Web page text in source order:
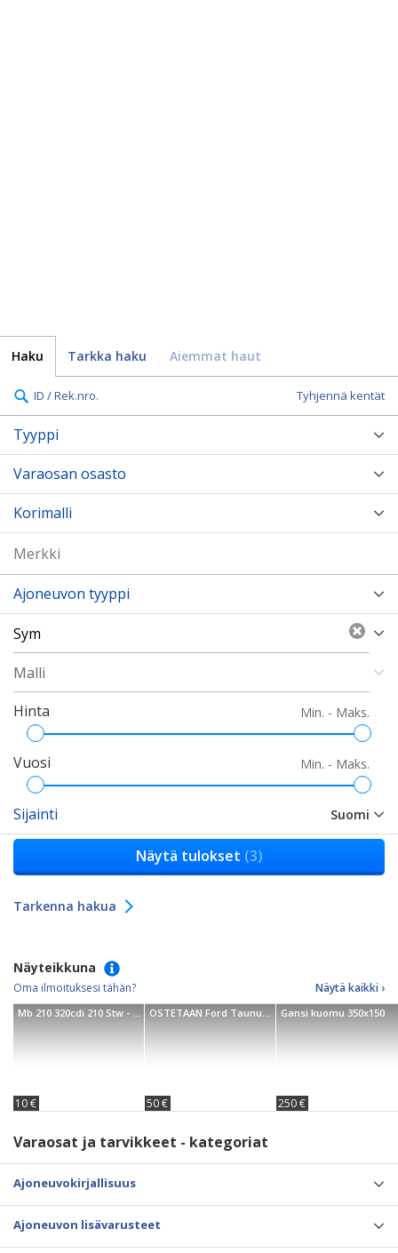
Haku Tarkka haku Aiemmat haut
Tyhjennä kentät
ID / Rek.nro.
Tyyppi
Varaosan osasto
Korimalli
Ajoneuvon tyyppi
Min. - Maks.
Hinta
Min. - Maks.
Vuosi
Suomi
Sijainti
Näytä tulokset (3)
Tarkenna hakua
Näyteikkuna
Oma ilmoituksesi tähän? Näytä kaikki ›
10 € 50 €
Gansi kuomu 350x150
250 €
Varaosat ja tarvikkeet - kategoriat
Ajoneuvokirjallisuus
Ajoneuvon lisävarusteet